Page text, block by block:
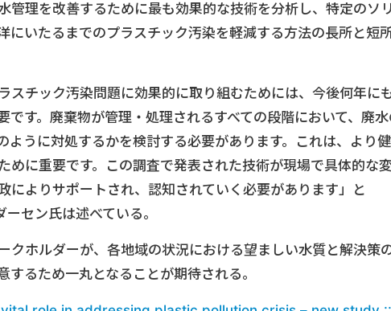
管理を改善するために最も効果的な技術を分析し、特定のソリ
にいたるまでのプラスチック汚染を軽減する方法の長所と短
スチック汚染問題に効果的に取り組むためには、今後何年に
です。廃棄物が管理・処理されるすべての段階において、廃水
ように対処するかを検討する必要があります。これは、より健
めに重要です。この調査で発表された技術が現場で具体的な
によりサポートされ、認知されていく必要があります」と
セン氏は述べている。
クホルダーが、各地域の状況における望ましい水質と解決策
るため一丸となることが期待される。